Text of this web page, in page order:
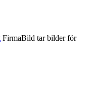
FirmaBild tar bilder för